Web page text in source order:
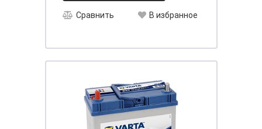
Сравнить В избранное